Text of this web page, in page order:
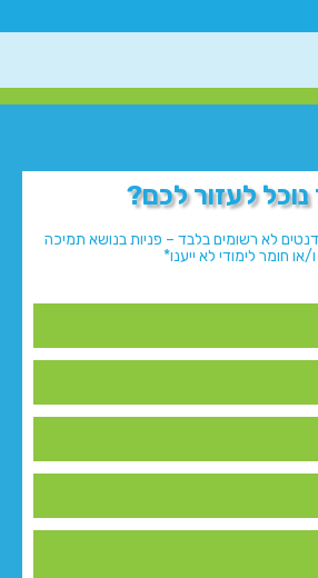
נוכל לעזור לכם?
לא רשומים בלבד – פניות בנושא תמיכה
ו/או חומר לימודי לא ייענו*